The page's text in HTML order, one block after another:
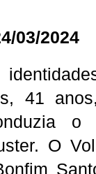
03/2024
41
o
O